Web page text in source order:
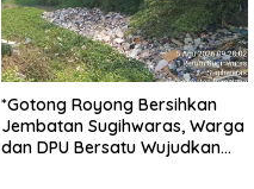
*Gotong Royong Bersihkan
Jembatan Sugihwaras, Warga
dan DPU Bersatu Wujudkan